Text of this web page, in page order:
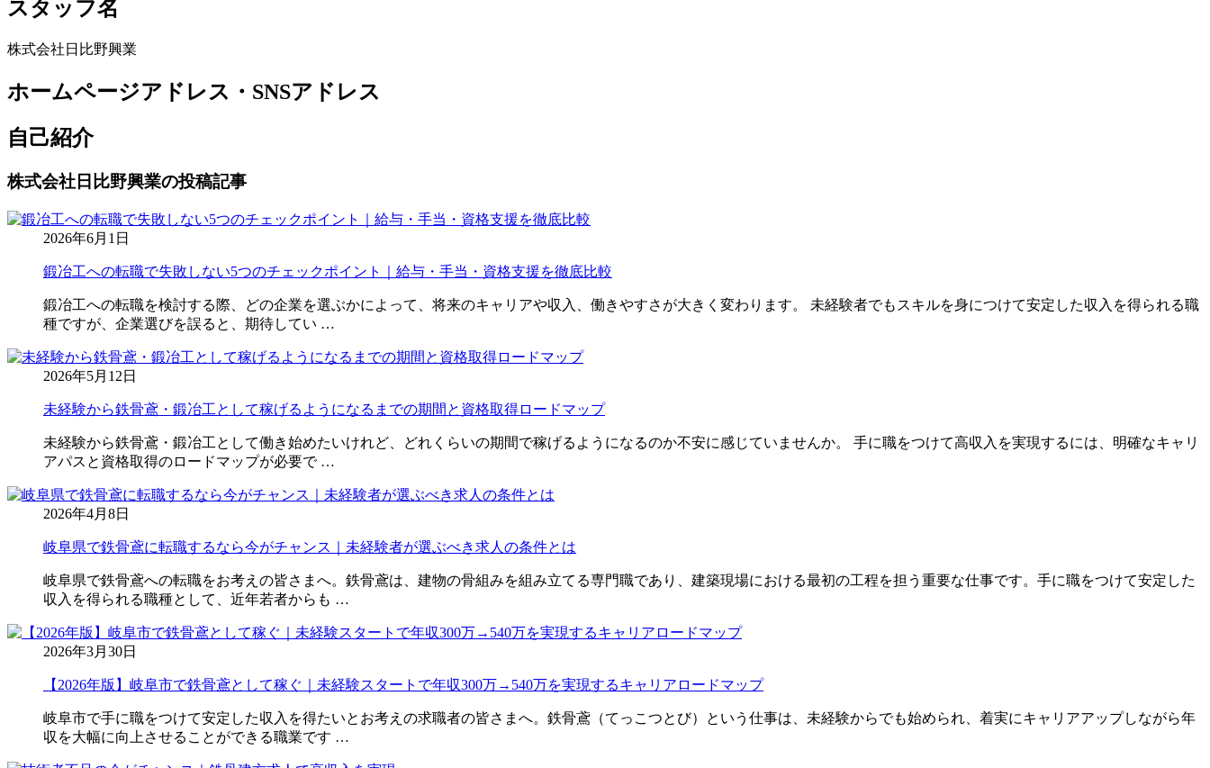
スタッフ名
株式会社日比野興業
ホームページアドレス・SNSアドレス
自己紹介
株式会社日比野興業の投稿記事
2026年6月1日
鍛冶工への転職で失敗しない5つのチェックポイント｜給与・手当・資格支援を徹底比較
鍛冶工への転職を検討する際、どの企業を選ぶかによって、将来のキャリアや収入、働きやすさが大きく変わります。 未経験者でもスキルを身につけて安定した収入を得られる職
種ですが、企業選びを誤ると、期待してい …
2026年5月12日
未経験から鉄骨鳶・鍛冶工として稼げるようになるまでの期間と資格取得ロードマップ
未経験から鉄骨鳶・鍛冶工として働き始めたいけれど、どれくらいの期間で稼げるようになるのか不安に感じていませんか。 手に職をつけて高収入を実現するには、明確なキャリ
アパスと資格取得のロードマップが必要で …
2026年4月8日
岐阜県で鉄骨鳶に転職するなら今がチャンス｜未経験者が選ぶべき求人の条件とは
岐阜県で鉄骨鳶への転職をお考えの皆さまへ。鉄骨鳶は、建物の骨組みを組み立てる専門職であり、建築現場における最初の工程を担う重要な仕事です。手に職をつけて安定した
収入を得られる職種として、近年若者からも …
2026年3月30日
【2026年版】岐阜市で鉄骨鳶として稼ぐ｜未経験スタートで年収300万→540万を実現するキャリアロードマップ
岐阜市で手に職をつけて安定した収入を得たいとお考えの求職者の皆さまへ。鉄骨鳶（てっこつとび）という仕事は、未経験からでも始められ、着実にキャリアアップしながら年
収を大幅に向上させることができる職業です …